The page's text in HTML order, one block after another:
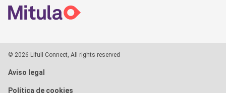
© 2026 Lifull Connect, All rights reserved
Aviso legal
Política de cookies